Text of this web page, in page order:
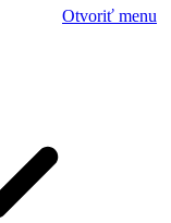
Otvoriť menu